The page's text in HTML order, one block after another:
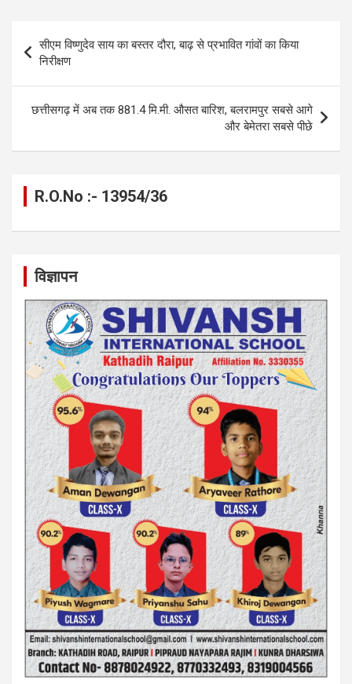
o
o
k
g
er
A
p
a
m
n
Post
navigation
सीएम विष्णुदेव साय का बस्तर दौरा, बाढ़ से प्रभावित गांवों का किया
निरीक्षण
छत्तीसगढ़ में अब तक 881.4 मि.मी. औसत बारिश, बलरामपुर सबसे आगे
और बेमेतरा सबसे पीछे
R.O.No :- 13954/36
विज्ञापन